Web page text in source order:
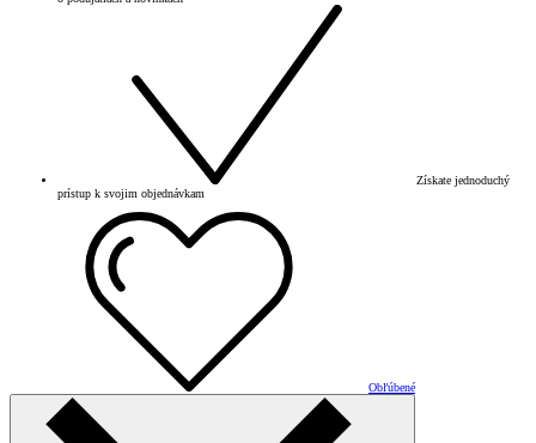
Získate jednoduchý
prístup k svojim objednávkam
Obľúbené